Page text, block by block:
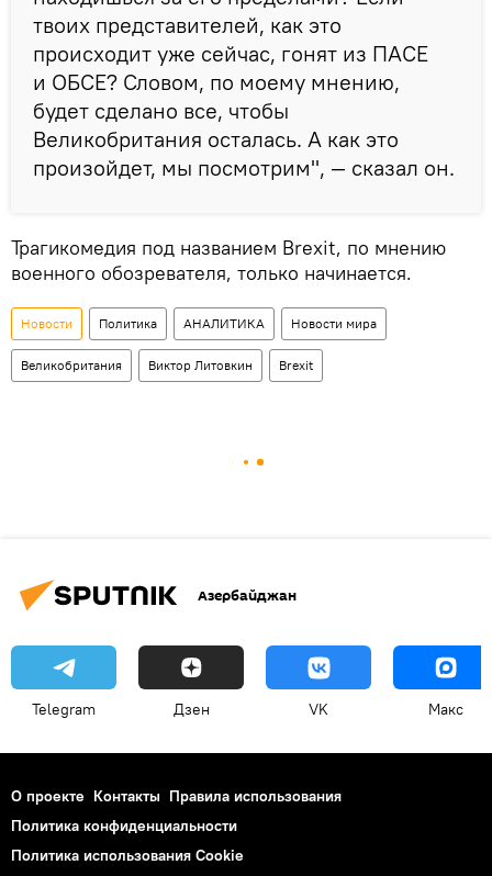
твоих представителей, как это
происходит уже сейчас, гонят из ПАСЕ
и ОБСЕ? Словом, по моему мнению,
будет сделано все, чтобы
Великобритания осталась. А как это
произойдет, мы посмотрим", — сказал он.
Трагикомедия под названием Brexit, по мнению
военного обозревателя, только начинается.
Новости Политика АНАЛИТИКА Новости мира
Великобритания Виктор Литовкин Brexit
Азербайджан
Telegram Дзен VK Макс
О проекте Контакты Правила использования
Политика конфиденциальности
Политика использования Cookie